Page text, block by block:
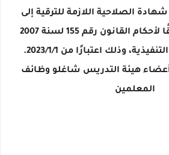
الصلاحية اللازمة للترقية إلى
الوظيفة الأعلى، طبقًا لأحكام القانون رقم 155 لسنة 2007
وذلك اعتبارًا من 2023/1/1.
77994 من أعضاء هيئة التدريس شاغلو وظائف
المعلمين